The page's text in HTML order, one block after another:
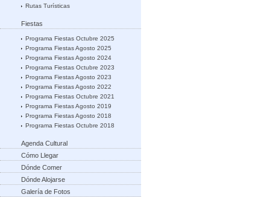
Rutas Turísticas
Fiestas
Programa Fiestas Octubre 2025
Programa Fiestas Agosto 2025
Programa Fiestas Agosto 2024
Programa Fiestas Octubre 2023
Programa Fiestas Agosto 2023
Programa Fiestas Agosto 2022
Programa Fiestas Octubre 2021
Programa Fiestas Agosto 2019
Programa Fiestas Agosto 2018
Programa Fiestas Octubre 2018
Agenda Cultural
Cómo Llegar
Dónde Comer
Dónde Alojarse
Galería de Fotos